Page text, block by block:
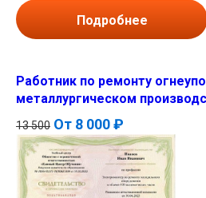
Подробнее
Работник по ремонту
металлургическом
13 500 От 8 000 ₽